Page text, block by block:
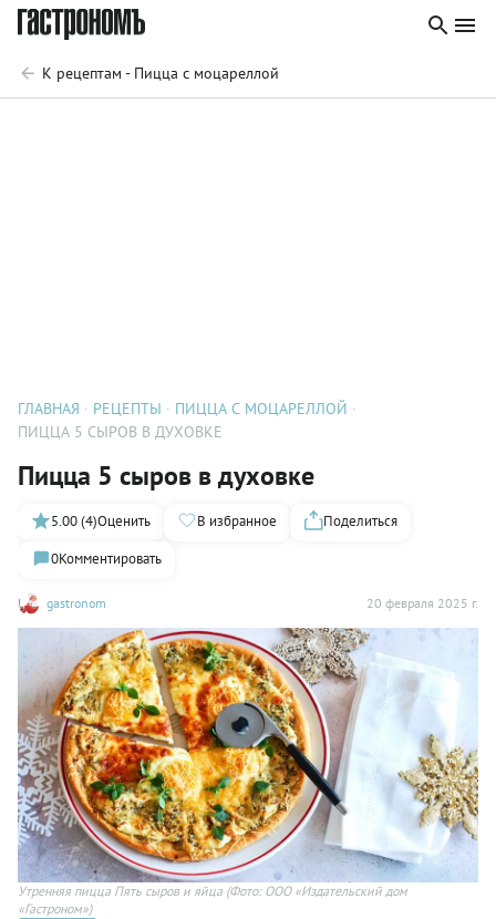
К рецептам - Пицца с моцареллой
ГЛАВНАЯ РЕЦЕПТЫ
ПИЦЦА С МОЦАРЕЛЛОЙ
ПИЦЦА 5 СЫРОВ В ДУХОВКЕ
Пицца 5 сыров в духовке
gastronom 20 февраля 2025 г.
5.00 (4)Оценить В избранное
Поделиться
0Комментировать
Утренняя пицца Пять сыров и яйца (Фото: ООО «Издательский дом
«Гастроном»)